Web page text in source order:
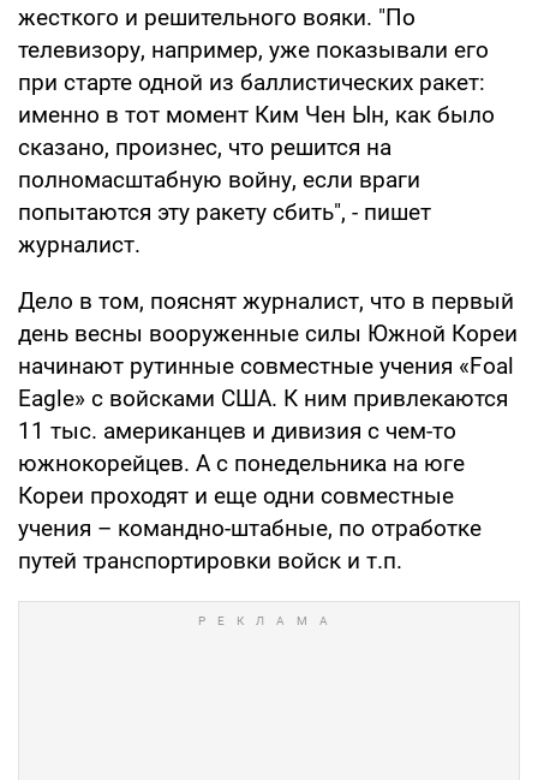
жесткого и решительного вояки. "По
телевизору, например, уже показывали его
при старте одной из баллистических ракет:
именно в тот момент Ким Чен Ын, как было
сказано, произнес, что решится на
полномасштабную войну, если враги
попытаются эту ракету сбить", - пишет
журналист.
Дело в том, пояснят журналист, что в первый
день весны вооруженные силы Южной Кореи
начинают рутинные совместные учения «Foal
Eagle» с войсками США. К ним привлекаются
11 тыс. американцев и дивизия с чем-то
южнокорейцев. А с понедельника на юге
Кореи проходят и еще одни совместные
учения – командно-штабные, по отработке
путей транспортировки войск и т.п.